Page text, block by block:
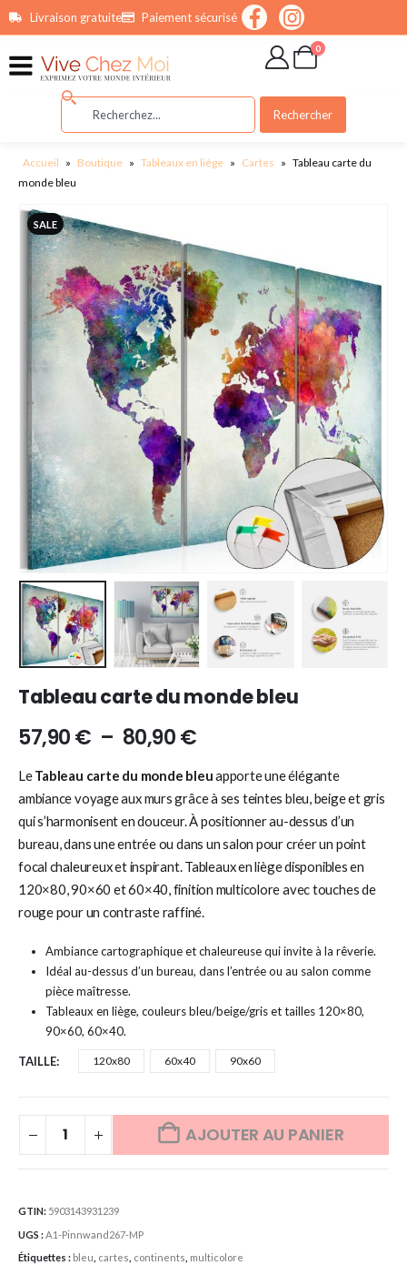
principalLivraison gratuite Paiement sécurisé
0
Rechercher
Accueil » Boutique » Tableaux en liège » Cartes » Tableau carte du
monde bleu
SALE
Tableau carte du monde bleu
57,90€ – 80,90€
LeTableau carte du monde bleuapporte une élégante
ambiance voyage aux murs grâce à ses teintes bleu, beige et gris
qui s’harmonisent en douceur. À positionner au-dessus d’un
bureau, dans une entrée ou dans un salon pour créer un point
focal chaleureux et inspirant. Tableaux en liège disponibles en
120×80, 90×60 et 60×40, finition multicolore avec touches de
rouge pour un contraste raffiné.
Ambiance cartographique et chaleureuse qui invite à la rêverie.
Idéal au-dessus d’un bureau, dans l’entrée ou au salon comme
pièce maîtresse.
Tableaux en liège, couleurs bleu/beige/gris et tailles 120×80,
90×60, 60×40.
TAILLE 120x80 60x40 90x60
AJOUTER AU PANIER
GTIN: 5903143931239
UGS : A1-Pinnwand267-MP
Étiquettes : bleu cartes continents multicolore